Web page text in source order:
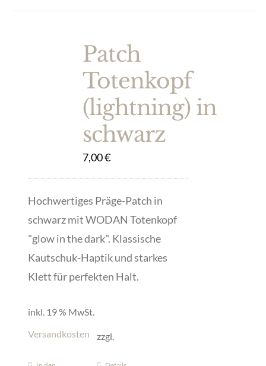
Patch
Totenkopf
(lightning) in
schwarz
7,00€
Hochwertiges Präge-Patch in
schwarz mit WODAN Totenkopf
"glow in the dark". Klassische
Kautschuk-Haptik und starkes
Klett für perfekten Halt.
inkl. 19 % MwSt.
zzgl.
Versandkosten